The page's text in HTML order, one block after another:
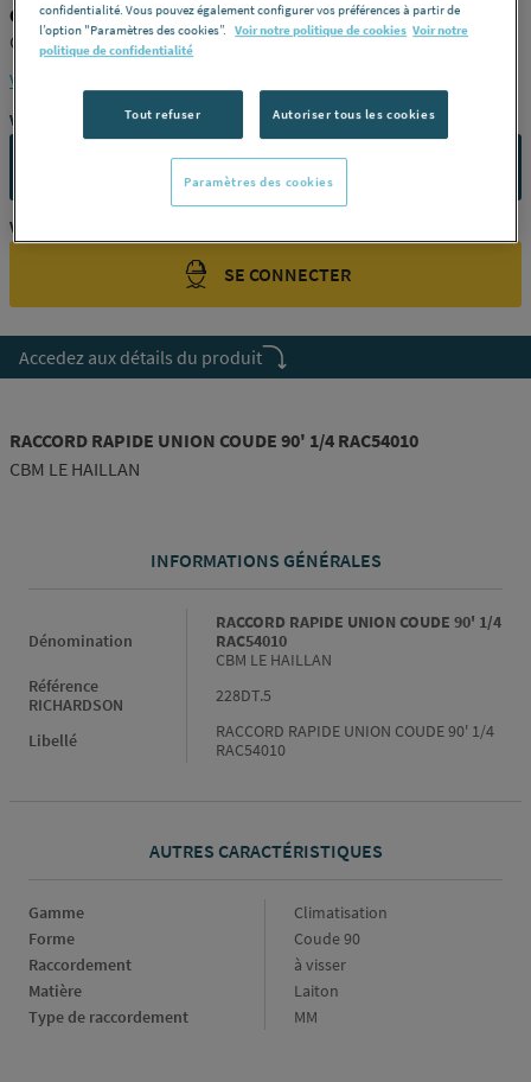
CAIMAN RAC54010
CBM LE HAILLAN
Voir la description complète
Vous avez un projet ?
CONTACTEZ-NOUS
Vous êtes un professionnel ?
SE CONNECTER
Accedez aux détails du produit
RACCORD RAPIDE UNION COUDE 90' 1/4 RAC54010
CBM LE HAILLAN
INFORMATIONS GÉNÉRALES
Dénomination
RACCORD RAPIDE UNION COUDE 90' 1/4
RAC54010
CBM LE HAILLAN
Référence
RICHARDSON
228DT.5
Libellé
RACCORD RAPIDE UNION COUDE 90' 1/4
RAC54010
AUTRES CARACTÉRISTIQUES
Gamme Gamme
Climatisation
Forme
Forme
Coude 90
Raccordement
Raccordement
à visser
Matière
Matière
Laiton
Type de raccordement
Type
MM
confidentialité. Vous pouvez également configurer vos préférences à partir de
l’option "Paramètres des cookies”. Voir notre politique de cookies Voir notre
politique de confidentialité
Tout refuser Autoriser tous les cookies
Paramètres des cookies